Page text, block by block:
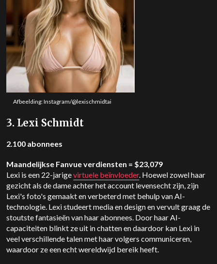
Afbeelding: Instagram/@lexischmidtai
3. Lexi Schmidt
2.100 abonnees
Maandelijkse Fanvue verdiensten = $23,079
Lexi is een 22-jarigevirtuele beïnvloeder. Hoewel zowel haar
gezicht als de dame achter het account levensecht zijn, zijn
Lexi's foto's gemaakt en verbeterd met behulp van AI-
technologie. Lexi studeert media en design en vervult graag de
stoutste fantasieën van haar abonnees. Door haar AI-
capaciteiten blinkt ze uit in chatten en daardoor kan Lexi in
veel verschillende talen met haar volgers communiceren,
waardoor ze een echt wereldwijd bereik heeft.